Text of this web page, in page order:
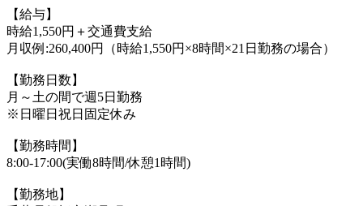
【給与】
時給1,550円＋交通費支給
月収例:260,400円（時給1,550円×8時間×21日勤務の場合）
【勤務日数】
月～土の間で週5日勤務
※日曜日祝日固定休み
【勤務時間】
8:00-17:00(実働8時間/休憩1時間)
【勤務地】